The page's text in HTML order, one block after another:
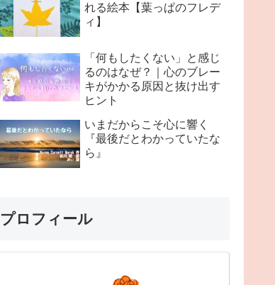
れる絵本【葉っぱのフレデ
ィ】
「何もしたくない」と感じ
るのはなぜ？｜心のブレー
キがかかる原因と抜け出す
ヒント
いまだからこそ心に響く
『最後だとわかっていたな
ら』
プロフィール